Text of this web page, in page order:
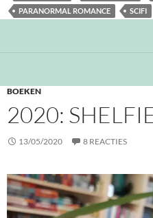
PARANORMAL ROMANCE
SCIFI
BOEKEN
2020:
13/05/2020 8 REACTIES